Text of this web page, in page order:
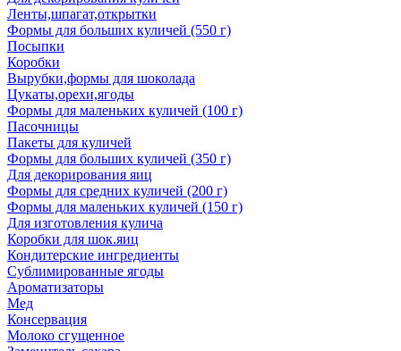
Ленты,шпагат,открытки
Формы для больших куличей (550 г)
Посыпки
Коробки
Вырубки,формы для шоколада
Цукаты,орехи,ягоды
Формы для маленьких куличей (100 г)
Пасочницы
Пакеты для куличей
Формы для больших куличей (350 г)
Для декорирования яиц
Формы для средних куличей (200 г)
Формы для маленьких куличей (150 г)
Для изготовления кулича
Коробки для шок.яиц
Кондитерские ингредиенты
Сублимированные ягоды
Ароматизаторы
Мед
Консервация
Молоко сгущенное